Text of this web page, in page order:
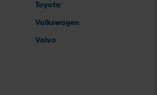
Toyota
Volkswagen
Volvo